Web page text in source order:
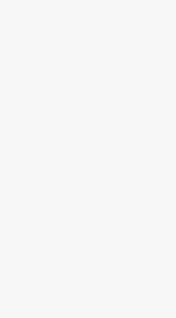
ry
TELA ryTELA ry